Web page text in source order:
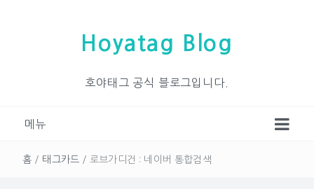
Hoyatag Blog
호야태그 공식 블로그입니다.
메뉴
홈 / 태그카드 / 로브가디건 : 네이버 통합검색